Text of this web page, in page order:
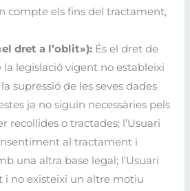
compte els fins del tractament,
dret a l’oblit»): És el dret de
la legislació vigent no estableixi
supressió de les seves dades
ja no siguin necessàries pels
recollides o tractades; l’Usuari
al tractament i
una altra base legal; l’Usuari
i no existeixi un altre motiu